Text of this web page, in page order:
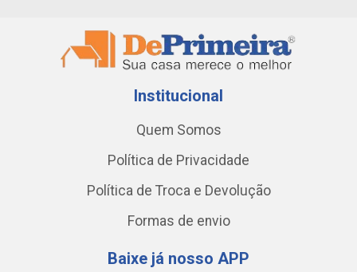
Institucional
Quem Somos
Política de Privacidade
Política de Troca e Devolução
Formas de envio
Baixe já nosso APP